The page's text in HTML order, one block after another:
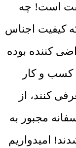
است! چه
کیفیت اجناس
کننده بوده
کسب و کار
کنند، از
مجبور به
امیدواریم